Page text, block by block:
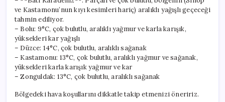
ve Kastamonu’nun kıyı kesimleri hariç) aralıklı yağışlı geçeceği
tahmin ediliyor.
– Bolu: 9°C, çok bulutlu, aralıklı yağmur ve karla karışık,
yüksekleri kar yağışlı
– Düzce: 14°C, çok bulutlu, aralıklı sağanak
– Kastamonu: 13°C, çok bulutlu, aralıklı yağmur ve sağanak,
yüksekleri karla karışık yağmur ve kar
– Zonguldak: 13°C, çok bulutlu, aralıklı sağanak
Bölgedeki hava koşullarını dikkatle takip etmenizi öneririz.